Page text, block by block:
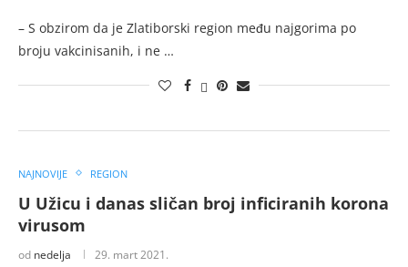
– S obzirom da je Zlatiborski region među najgorima po
broju vakcinisanih, i ne …
NAJNOVIJE REGION
U Užicu i danas sličan broj inficiranih korona
virusom
od nedelja 29. mart 2021.